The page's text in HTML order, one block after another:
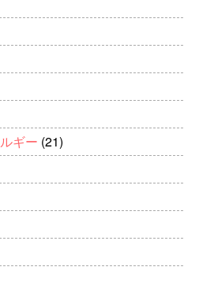
ギー (21)